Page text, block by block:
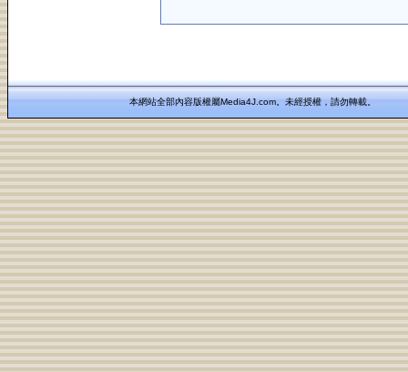
本網站全部內容版權屬Media4J.com。未經授權，請勿轉載。